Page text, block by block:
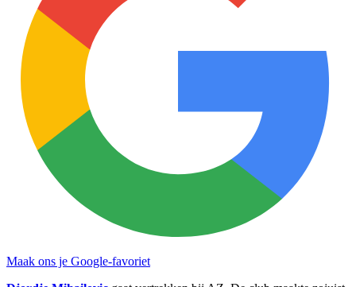
Maak ons je Google-favoriet